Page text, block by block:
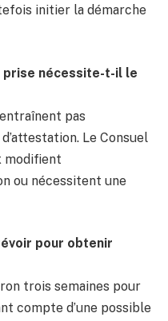
initier la démarche
prise nécessite-t-il le
pas
Le Consuel
modifient
ou nécessitent une
pour obtenir
trois semaines pour
compte d’une possible